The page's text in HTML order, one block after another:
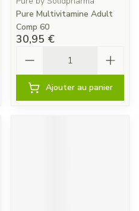
Pure Multivitamine Adult
Comp 60
30,95 €
Ajouter au panier